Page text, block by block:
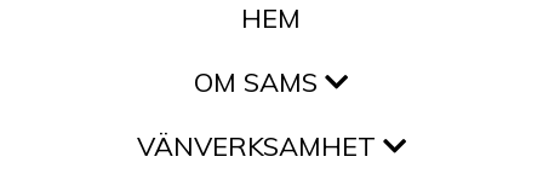
HEM
OM SAMS
VÄNVERKSAMHET